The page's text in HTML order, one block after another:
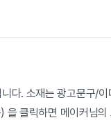
다. 소재는 광고문구/
클릭하면 메이커님